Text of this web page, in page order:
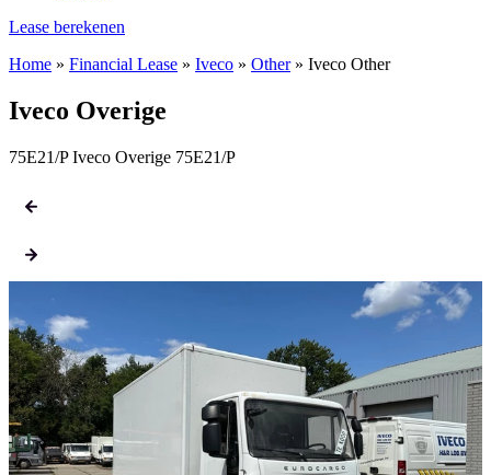
Lease berekenen
Home » Financial Lease » Iveco » Other » Iveco Other
Iveco Overige
75E21/P Iveco Overige 75E21/P